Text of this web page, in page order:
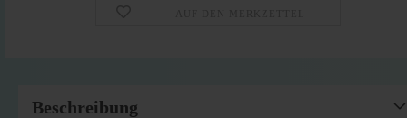
Beschreibung